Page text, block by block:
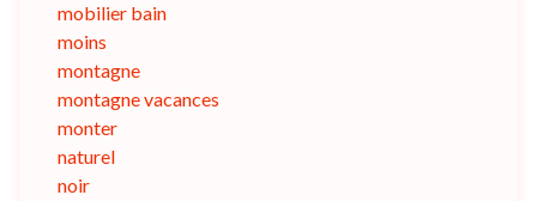
mobilier bain
moins
montagne
montagne vacances
monter
naturel
noir